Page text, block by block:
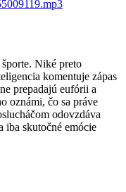
Niké preto
komentuje zápas
prepadajú eufórii a
oznámi, čo sa práve
odovzdáva
iba skutočné emócie